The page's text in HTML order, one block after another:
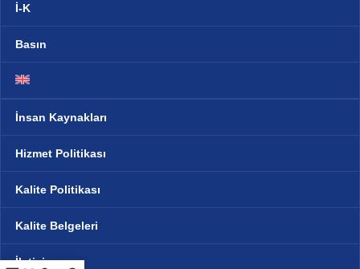
İ-K
Basın
İnsan Kaynakları
Hizmet Politikası
Kalite Politikası
Kalite Belgeleri
İletişim